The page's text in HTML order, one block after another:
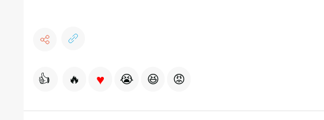
👍 🔥 ♥ 😭 😆 😡